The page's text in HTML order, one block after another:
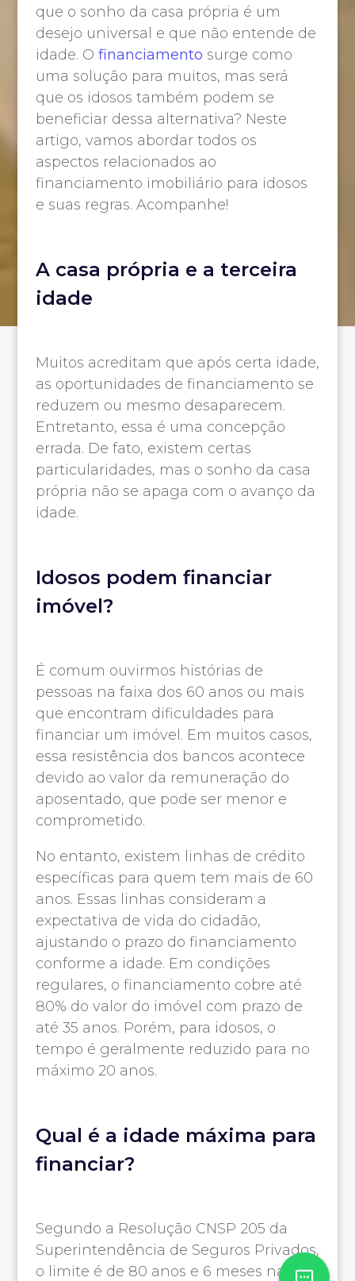
que o sonho da casa própria é um
desejo universal e que não entende de
idade. O financiamento surge como
uma solução para muitos, mas será
que os idosos também podem se
beneficiar dessa alternativa? Neste
artigo, vamos abordar todos os
aspectos relacionados ao
financiamento imobiliário para idosos
e suas regras. Acompanhe!
A casa própria e a terceira
idade
Muitos acreditam que após certa idade,
as oportunidades de financiamento se
reduzem ou mesmo desaparecem.
Entretanto, essa é uma concepção
errada. De fato, existem certas
particularidades, mas o sonho da casa
própria não se apaga com o avanço da
idade.
Idosos podem financiar
imóvel?
É comum ouvirmos histórias de
pessoas na faixa dos 60 anos ou mais
que encontram dificuldades para
financiar um imóvel. Em muitos casos,
essa resistência dos bancos acontece
devido ao valor da remuneração do
aposentado, que pode ser menor e
comprometido.
No entanto, existem linhas de crédito
específicas para quem tem mais de 60
anos. Essas linhas consideram a
expectativa de vida do cidadão,
ajustando o prazo do financiamento
conforme a idade. Em condições
regulares, o financiamento cobre até
80% do valor do imóvel com prazo de
até 35 anos. Porém, para idosos, o
tempo é geralmente reduzido para no
máximo 20 anos.
Qual é a idade máxima para
financiar?
Segundo a Resolução CNSP 205 da
Superintendência de Seguros Privados,
o limite é de 80 anos e 6 meses na